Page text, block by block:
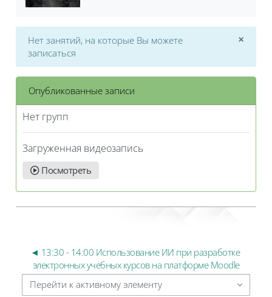
Нет занятий, на которые Вы можете
записаться
×
Опубликованные записи
Нет групп
Загруженная видеозапись
Посмотреть
◄ 13:30 - 14:00 Использование ИИ при разработке
электронных учебных курсов на платформе Moodle
Перейти к активному элементу